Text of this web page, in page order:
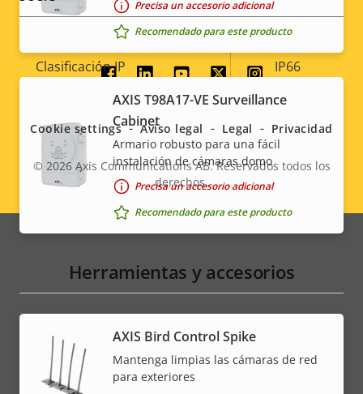
Clasificación de vandalismo IK10
Clasificación IP IP66
Diseñado para repintar
Sostenibilidad
Precisa un accesorio adicional
Recomendado para este producto
AXIS T98A17-VE Surveillance
Cabinet
Armario robusto para una fácil
instalación de cámaras domo
Precisa un accesorio adicional
Recomendado para este producto
Herramientas y accesorios
AXIS Bird Control Spike
Mantenga limpias las cámaras de red
para exteriores
Social
menu
Legal
menu
© 2026Axis Communications AB. Reservados todos los
derechos.
Cookie settings Aviso legal Legal Privacidad